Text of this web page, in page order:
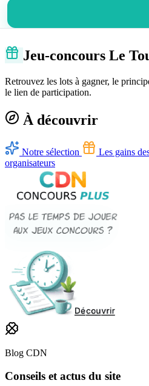
Jeu-concours Le
Retrouvez les lots à gagner, le
le lien de participation.
À découvrir
Notre sélection Les gains
organisateurs
Blog CDN
Conseils et actus du site